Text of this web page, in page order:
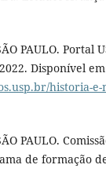
PAULO. Portal
Disponível
historia-e-
PAULO.
de formação